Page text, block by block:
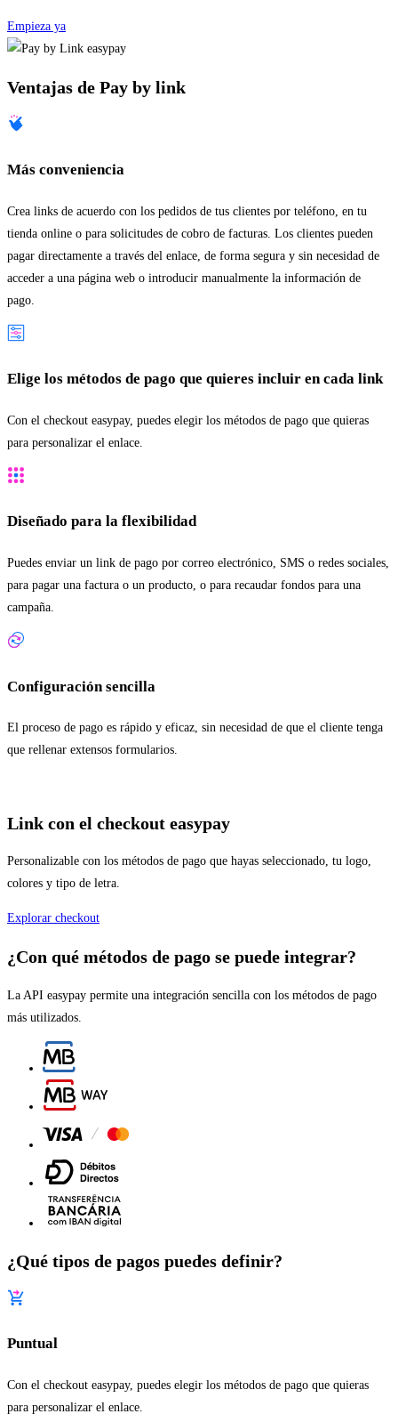
Empieza ya
Ventajas de Pay by link
Más conveniencia
Crea links de acuerdo con los pedidos de tus clientes por teléfono, en tu
tienda online o para solicitudes de cobro de facturas. Los clientes pueden
pagar directamente a través del enlace, de forma segura y sin necesidad de
acceder a una página web o introducir manualmente la información de
pago.
Elige los métodos de pago que quieres incluir en cada link
Con el checkout easypay, puedes elegir los métodos de pago que quieras
para personalizar el enlace.
Diseñado para la flexibilidad
Puedes enviar un link de pago por correo electrónico, SMS o redes sociales,
para pagar una factura o un producto, o para recaudar fondos para una
campaña.
Configuración sencilla
El proceso de pago es rápido y eficaz, sin necesidad de que el cliente tenga
que rellenar extensos formularios.
Link con el checkout easypay
Personalizable con los métodos de pago que hayas seleccionado, tu logo,
colores y tipo de letra.
Explorar checkout
¿Con qué métodos de pago se puede integrar?
La API easypay permite una integración sencilla con los métodos de pago
más utilizados.
¿Qué tipos de pagos puedes definir?
Puntual
Con el checkout easypay, puedes elegir los métodos de pago que quieras
para personalizar el enlace.